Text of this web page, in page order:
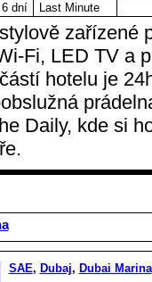
6 dní Last Minute
zařízené
Fi, LED TV a
hotelu je
Daily, kde si
SAE, Dubaj, Dubai Marina